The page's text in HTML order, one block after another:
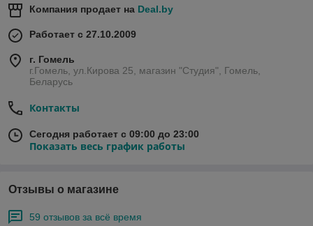
Компания продает на Deal.by
Работает с 27.10.2009
г. Гомель
г.Гомель, ул.Кирова 25, магазин "Студия", Гомель,
Беларусь
Контакты
Сегодня работает с 09:00 до 23:00
Показать весь график работы
Отзывы о магазине
59 отзывов за всё время